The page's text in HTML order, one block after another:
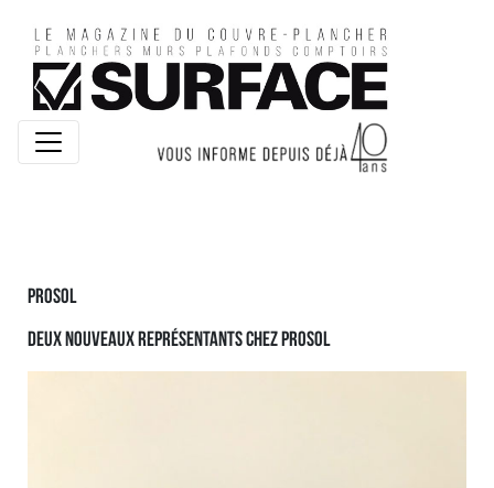
Prosol
deux nouveaux représentants chez prosol